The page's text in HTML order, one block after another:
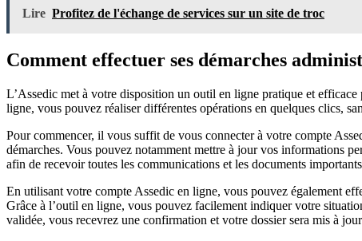
Lire Profitez de l'échange de services sur un site de troc
Comment effectuer ses démarches
L’Assedic met à votre disposition un outil en ligne pratique et
ligne, vous pouvez réaliser différentes opérations en quelques clics,
Pour commencer, il vous suffit de vous connecter à votre compte
démarches. Vous pouvez notamment mettre à jour vos informations
afin de recevoir toutes les communications et les documents
En utilisant votre compte Assedic en ligne, vous pouvez également
Grâce à l’outil en ligne, vous pouvez facilement indiquer votre
validée, vous recevrez une confirmation et votre dossier sera mis à